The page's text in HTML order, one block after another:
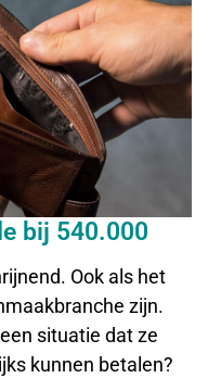
bij 540.000
Ook als het
zijn.
situatie dat ze
kunnen betalen?